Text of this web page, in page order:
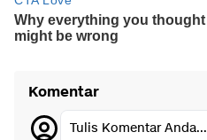
Komentar
Tulis Komentar Anda...